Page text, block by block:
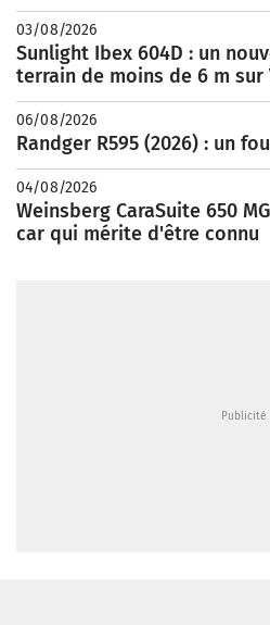
03/08/2026
Sunlight Ibex 604D : un
terrain de moins de 6 m sur
06/08/2026
Randger R595 (2026) : un
04/08/2026
Weinsberg CaraSuite 650
car qui mérite d'être connu